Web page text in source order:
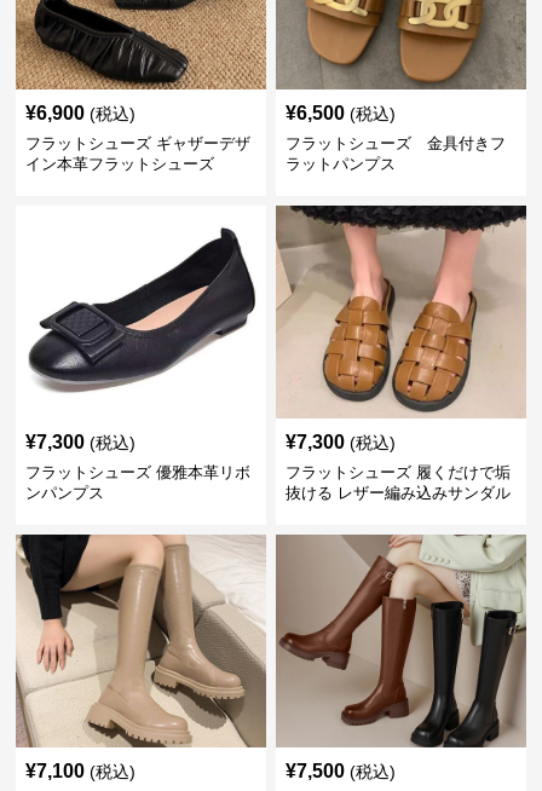
¥6,900 (税込)
フラットシューズ ギャザーデザ
イン本革フラットシューズ
¥6,500 (税込)
フラットシューズ 金具付きフ
ラットパンプス
¥7,300 (税込)
フラットシューズ 優雅本革リボ
ンパンプス
¥7,300 (税込)
フラットシューズ 履くだけで垢
抜ける レザー編み込みサンダル
¥7,100 (税込) ¥7,500 (税込)